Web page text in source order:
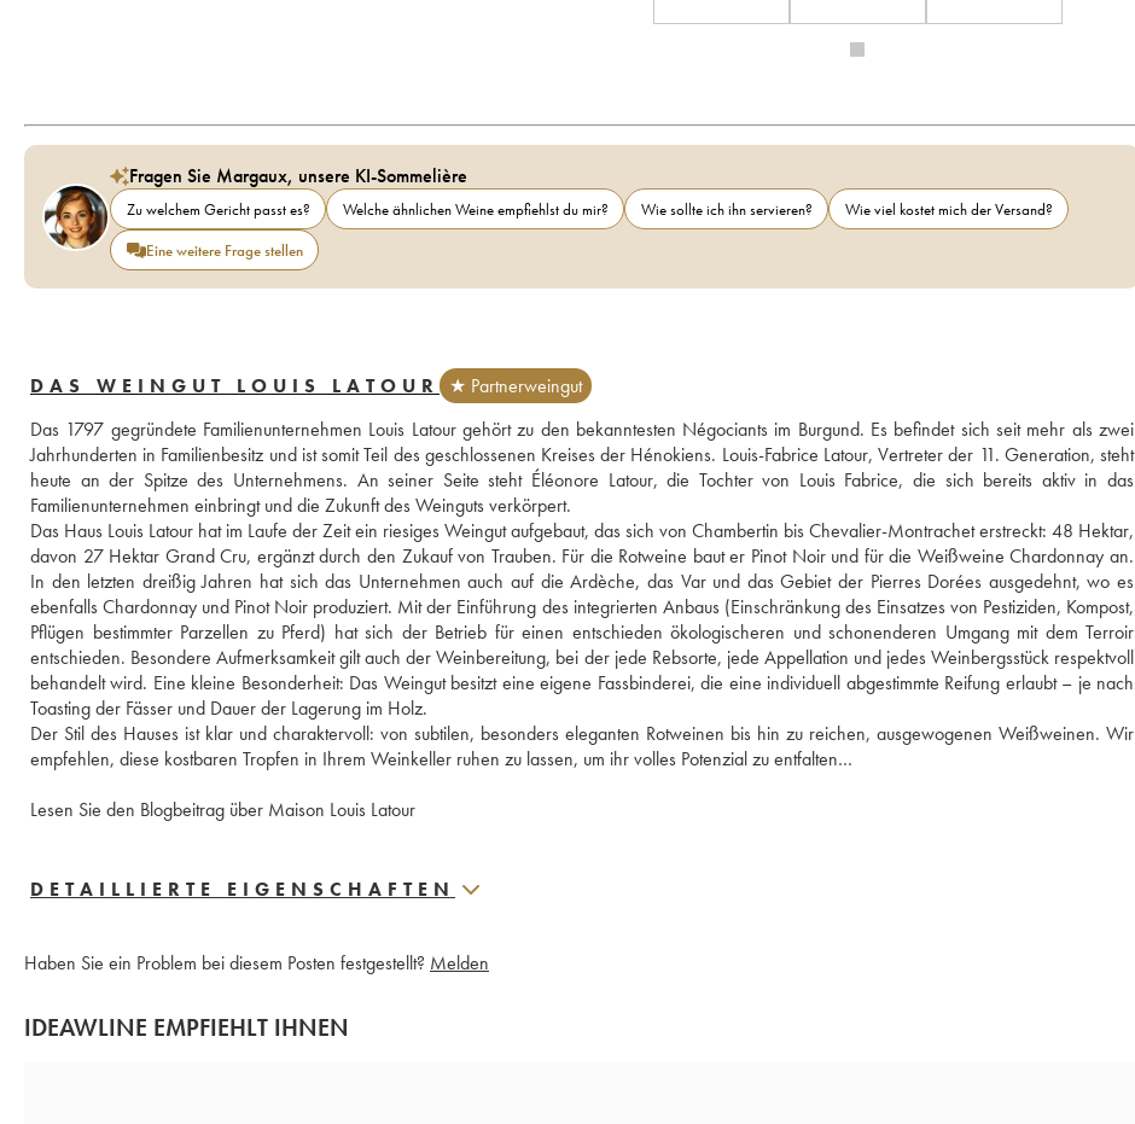
Fragen Sie Margaux, unsere KI-Sommelière
Zu welchem Gericht passt es? Welche ähnlichen Weine empfiehlst du mir? Wie sollte ich ihn servieren?
Wie viel kostet mich der Versand?
Eine weitere Frage stellen
DAS WEINGUT LOUIS LATOUR
★ Partnerweingut
Das 1797 gegründete Familienunternehmen Louis Latour gehört zu den bekanntesten Négociants im Burgund. Es befindet sich seit mehr als zwei
Jahrhunderten in Familienbesitz und ist somit Teil des geschlossenen Kreises der Hénokiens. Louis-Fabrice Latour, Vertreter der 11. Generation, steht
heute an der Spitze des Unternehmens. An seiner Seite steht Éléonore Latour, die Tochter von Louis Fabrice, die sich bereits aktiv in das
Familienunternehmen einbringt und die Zukunft des Weinguts verkörpert.
Das Haus Louis Latour hat im Laufe der Zeit ein riesiges Weingut aufgebaut, das sich von Chambertin bis Chevalier-Montrachet erstreckt: 48 Hektar,
davon 27 Hektar Grand Cru, ergänzt durch den Zukauf von Trauben. Für die Rotweine baut er Pinot Noir und für die Weißweine Chardonnay an.
In den letzten dreißig Jahren hat sich das Unternehmen auch auf die Ardèche, das Var und das Gebiet der Pierres Dorées ausgedehnt, wo es
ebenfalls Chardonnay und Pinot Noir produziert. Mit der Einführung des integrierten Anbaus (Einschränkung des Einsatzes von Pestiziden, Kompost,
Pflügen bestimmter Parzellen zu Pferd) hat sich der Betrieb für einen entschieden ökologischeren und schonenderen Umgang mit dem Terroir
entschieden. Besondere Aufmerksamkeit gilt auch der Weinbereitung, bei der jede Rebsorte, jede Appellation und jedes Weinbergsstück respektvoll
behandelt wird. Eine kleine Besonderheit: Das Weingut besitzt eine eigene Fassbinderei, die eine individuell abgestimmte Reifung erlaubt – je nach
Toasting der Fässer und Dauer der Lagerung im Holz.
Der Stil des Hauses ist klar und charaktervoll: von subtilen, besonders eleganten Rotweinen bis hin zu reichen, ausgewogenen Weißweinen. Wir
empfehlen, diese kostbaren Tropfen in Ihrem Weinkeller ruhen zu lassen, um ihr volles Potenzial zu entfalten…
Lesen Sie den Blogbeitrag über Maison Louis Latour
DETAILLIERTE EIGENSCHAFTEN
Haben Sie ein Problem bei diesem Posten festgestellt? Melden
IDEAWLINE EMPFIEHLT IHNEN